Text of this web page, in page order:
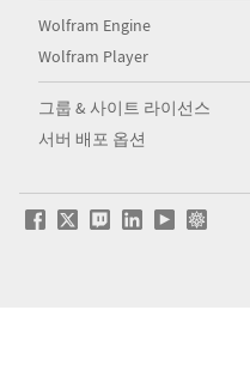
Wolfram Engine
Wolfram Player
그룹 & 사이트 라이선스
서버 배포 옵션